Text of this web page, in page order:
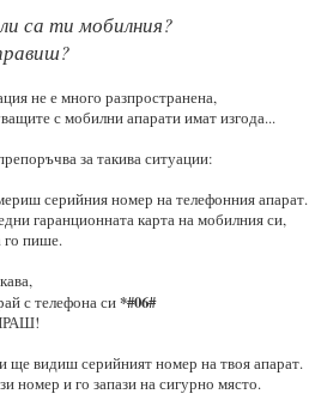
са ти мобилния?
не е много разпространена,
с мобилни апарати имат изгода...
за такива ситуации:
серийния номер на телефонния апарат.
гаранционната карта на мобилния си,
го пише.
с телефона си*#06#
ще видиш серийният номер на твоя апарат.
номер и го запази на сигурно място.